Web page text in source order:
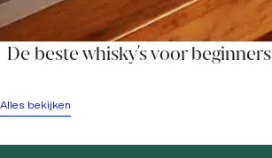
De beste whisky's voor beginners
Alles bekijken